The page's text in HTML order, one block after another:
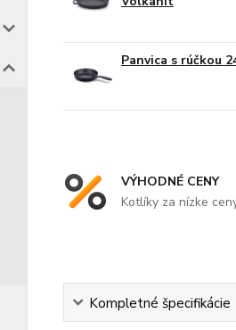
Panvica s rúčkou
VÝHODNÉ CENY
Kotlíky za nízke
Kompletné špecifikácie